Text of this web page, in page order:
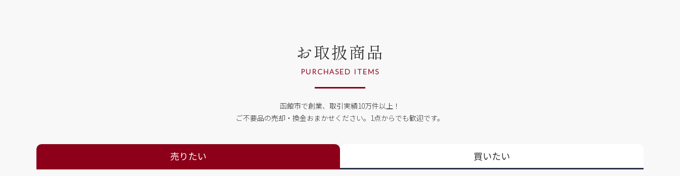
お取扱商品
PURCHASED ITEMS
函館市で創業、取引実績10万件以上！
ご不要品の売却・換金おまかせください。 1点からでも歓迎です。
売りたい 買いたい